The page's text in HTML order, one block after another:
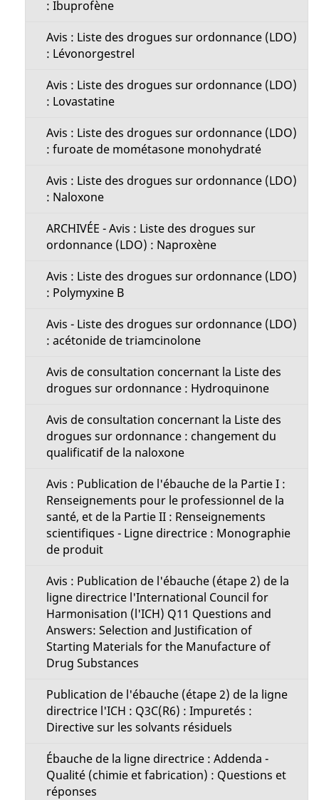
: Ibuprofène
Avis : Liste des drogues sur ordonnance (LDO)
: Lévonorgestrel
Avis : Liste des drogues sur ordonnance (LDO)
: Lovastatine
Avis : Liste des drogues sur ordonnance (LDO)
: furoate de mométasone monohydraté
Avis : Liste des drogues sur ordonnance (LDO)
: Naloxone
ARCHIVÉE - Avis : Liste des drogues sur
ordonnance (LDO) : Naproxène
Avis : Liste des drogues sur ordonnance (LDO)
: Polymyxine B
Avis - Liste des drogues sur ordonnance (LDO)
: acétonide de triamcinolone
Avis de consultation concernant la Liste des
drogues sur ordonnance : Hydroquinone
Avis de consultation concernant la Liste des
drogues sur ordonnance : changement du
qualificatif de la naloxone
Avis : Publication de l'ébauche de la Partie I :
Renseignements pour le professionnel de la
santé, et de la Partie II : Renseignements
scientifiques - Ligne directrice : Monographie
de produit
Avis : Publication de l'ébauche (étape 2) de la
ligne directrice l'International Council for
Harmonisation (l'ICH) Q11 Questions and
Answers: Selection and Justification of
Starting Materials for the Manufacture of
Drug Substances
Publication de l'ébauche (étape 2) de la ligne
directrice l'ICH : Q3C(R6) : Impuretés :
Directive sur les solvants résiduels
Ébauche de la ligne directrice : Addenda -
Qualité (chimie et fabrication) : Questions et
réponses